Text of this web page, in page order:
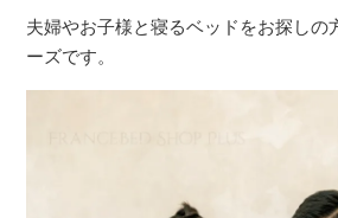
夫婦やお子様と寝るベッドをお探しの
ーズです。